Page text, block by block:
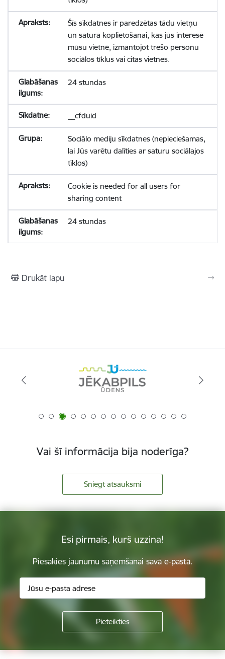
Šīs sīkdatnes ir paredzētas tādu vietņu
un satura koplietošanai, kas jūs interesē
mūsu vietnē, izmantojot trešo personu
sociālos tīklus vai citas vietnes.
24 stundas
__cfduid
Sociālo mediju sīkdatnes (nepieciešamas,
lai Jūs varētu dalīties ar saturu sociālajos
tīklos)
Cookie is needed for all users for
sharing content
24 stundas
Drukāt lapu
Vai šī informācija bija noderīga?
Sniegt atsauksmi
Esi pirmais, kurš uzzina!
Piesakies jaunumu saņemšanai savā e-pastā.
Kājene